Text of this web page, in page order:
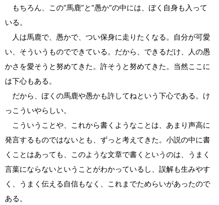
もちろん、この“馬鹿”と“愚か”の中には、ぼく自身も入って
いる。
人は馬鹿で、愚かで、つい保身に走りたくなる。自分が可愛
い、そういうものでできている。だから、できるだけ、人の愚
かさを愛そうと努めてきた。許そうと努めてきた。当然ここに
は下心もある。
だから、ぼくの馬鹿や愚かも許してねという下心である。け
っこういやらしい。
こういうことや、これから書くようなことは、あまり声高に
発言するものではないとも、ずっと考えてきた。小説の中に書
くことはあっても、このような文章で書くというのは、うまく
言葉にならないということがわかっているし、誤解も生みやす
く、うまく伝える自信もなく、これまでためらいがあったので
ある。